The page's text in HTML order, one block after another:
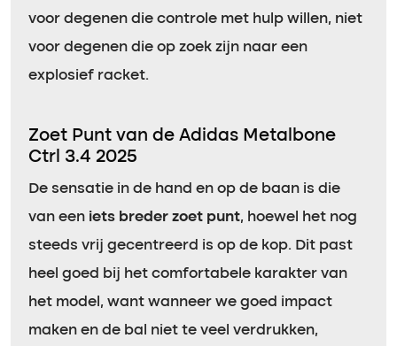
voor degenen die controle met hulp willen, niet
voor degenen die op zoek zijn naar een
explosief racket.
Zoet Punt van de Adidas Metalbone
Ctrl 3.4 2025
De sensatie in de hand en op de baan is die
van een iets breder zoet punt, hoewel het nog
steeds vrij gecentreerd is op de kop. Dit past
heel goed bij het comfortabele karakter van
het model, want wanneer we goed impact
maken en de bal niet te veel verdrukken,